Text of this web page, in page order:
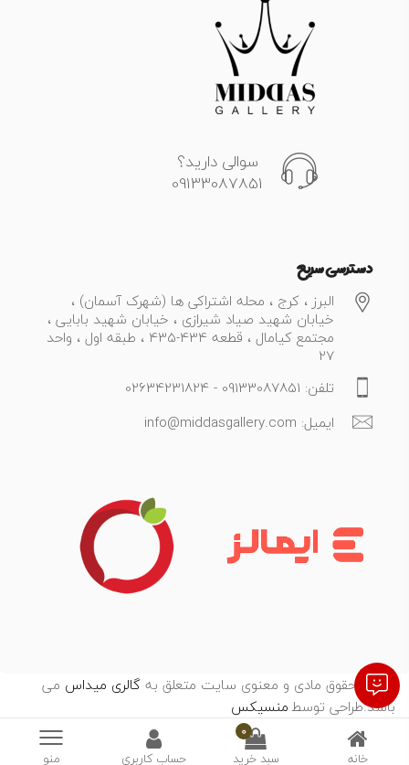
خانه
0
سبد خرید حساب کاربری منو
سوالی دارید؟
09133087851
دسترسی سریع
البرز ، کرج ، محله اشتراکی ها (شهرک آسمان) ،
خیابان شهید صیاد شیرازی ، خیابان شهید بابایی ،
مجتمع کیامال ، قطعه 434-435 ، طبقه اول ، واحد
27
تلفن: 09133087851 - 02634231824
ایمیل: info@middasgallery.com
تمامی حقوق مادی و معنوی سایت متعلق بهگالری میداس می
باشد.طراحی توسطمنسیکس